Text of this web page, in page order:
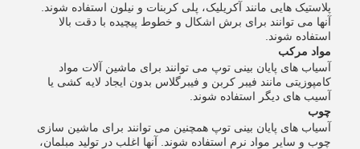
پلاستیک هایی مانند آکریلیک، پلی کربنات و نیلون استفاده شوند.
آنها می توانند برای برش اشکال و خطوط پیچیده با دقت بالا
استفاده شوند.
مواد مرکب
آسیاب های پایان بینی توپ می توانند برای ماشین آلات مواد
کامپوزیتی مانند فیبر کربن و فیبرگلاس بدون ایجاد لایه کشی یا
آسیب های دیگر استفاده شوند.
چوب
آسیاب های پایان بینی توپ همچنین می توانند برای ماشین سازی
چوب و سایر مواد نرم استفاده شوند. آنها اغلب در تولید مبلمان،